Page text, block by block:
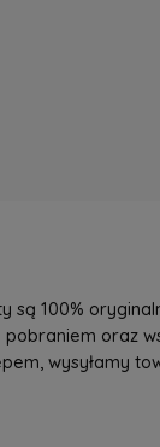
są 100%
pobraniem oraz
wysyłamy